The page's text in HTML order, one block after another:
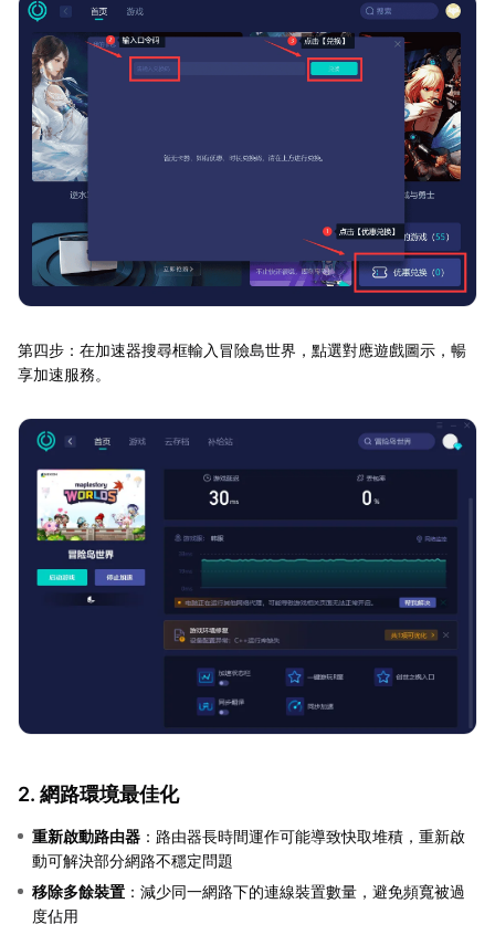
第四步：在加速器搜尋框輸入冒險島世界，點選對應遊戲圖示，暢
享加速服務。
2. 網路環境最佳化
重新啟動路由器 ：路由器長時間運作可能導致快取堆積，重新啟
動可解決部分網路不穩定問題
移除多餘裝置 ：減少同一網路下的連線裝置數量，避免頻寬被過
度佔用